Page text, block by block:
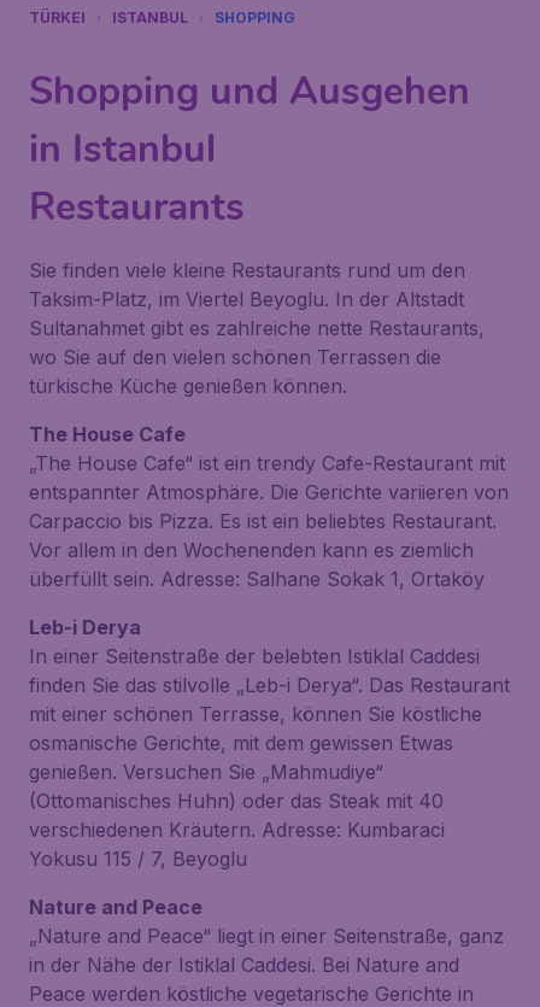
TÜRKEI ISTANBUL SHOPPING
Shopping und Ausgehen
in Istanbul
Restaurants
Sie finden viele kleine Restaurants rund um den
Taksim-Platz, im Viertel Beyoglu. In der Altstadt
Sultanahmet gibt es zahlreiche nette Restaurants,
wo Sie auf den vielen schönen Terrassen die
türkische Küche genießen können.
The House Cafe
„The House Cafe“ ist ein trendy Cafe-Restaurant mit
entspannter Atmosphäre. Die Gerichte variieren von
Carpaccio bis Pizza. Es ist ein beliebtes Restaurant.
Vor allem in den Wochenenden kann es ziemlich
überfüllt sein. Adresse: Salhane Sokak 1, Ortaköy
Leb-i Derya
In einer Seitenstraße der belebten Istiklal Caddesi
finden Sie das stilvolle „Leb-i Derya“. Das Restaurant
mit einer schönen Terrasse, können Sie köstliche
osmanische Gerichte, mit dem gewissen Etwas
genießen. Versuchen Sie „Mahmudiye“
(Ottomanisches Huhn) oder das Steak mit 40
verschiedenen Kräutern. Adresse: Kumbaraci
Yokusu 115 / 7, Beyoglu
Nature and Peace
„Nature and Peace“ liegt in einer Seitenstraße, ganz
in der Nähe der Istiklal Caddesi. Bei Nature and
Peace werden köstliche vegetarische Gerichte in